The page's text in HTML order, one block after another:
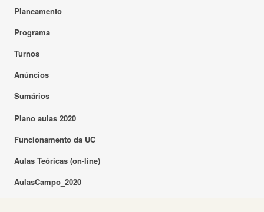
Planeamento
Programa
Turnos
Anúncios
Sumários
Plano aulas 2020
Funcionamento da UC
Aulas Teóricas (on-line)
AulasCampo_2020